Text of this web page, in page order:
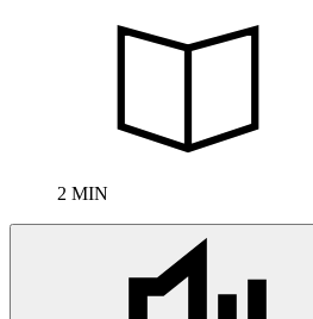
2 MIN